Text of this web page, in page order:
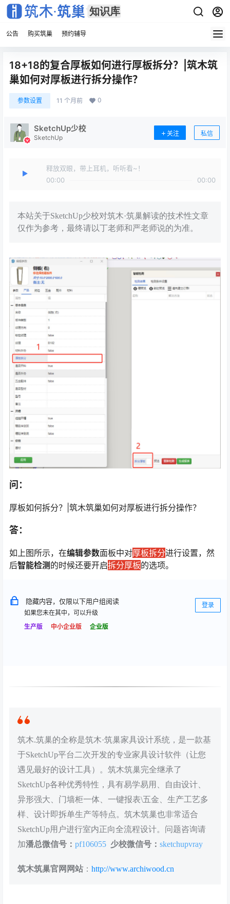
公告 购买筑巢 预约辅导
18+18的复合厚板如何进行厚板拆分？|筑木筑
巢如何对厚板进行拆分操作？
参数设置 11 个月前 0
SketchUp少校
SketchUp
关注 私信
释放双眼，带上耳机，听听看~！
00:00
00:00
本站关于SketchUp少校对筑木·筑巢解读的技术性文章
仅作为参考，最终请以丁老师和严老师说的为准。
问：
厚板如何拆分？|筑木筑巢如何对厚板进行拆分操作？
答：
如上图所示，在编辑参数面板中对厚板拆分进行设置，然
后智能检测的时候还要开启拆分厚板的选项。
隐藏内容，仅限以下用户组阅读
如果您未在其中，可以升级
生产版
中小企业版 企业版
登录
筑木.筑巢的全称是筑木·筑巢家具设计系统，是一款基
于SketchUp平台二次开发的专业家具设计软件（让您
遇见最好的设计工具）。筑木筑巢完全继承了
SketchUp各种优秀特性，具有易学易用、自由设计、
异形强大、门墙柜一体、一键报表\五金、生产工艺多
样、设计即拆单生产等特点。筑木筑巢也非常适合
SketchUp用户进行室内正向全流程设计。问题咨询请
加潘总微信号： pf106055 少校微信号： sketchupvray
筑木筑巢官网网站 ： http://www.archiwood.cn